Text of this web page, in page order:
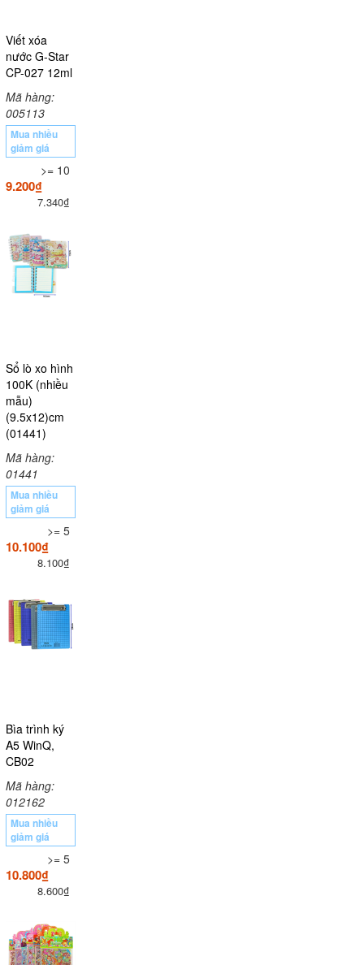
Viết xóa
nước G-Star
CP-027 12ml
Mã hàng:
005113
Mua nhiều
giảm giá
>= 10
9.200₫
7.340₫
Sổ lò xo hình
100K (nhiều
mẫu)
(9.5x12)cm
(01441)
Mã hàng:
01441
Mua nhiều
giảm giá
>= 5
10.100₫
8.100₫
Bìa trình ký
A5 WinQ,
CB02
Mã hàng:
012162
Mua nhiều
giảm giá
>= 5
10.800₫
8.600₫